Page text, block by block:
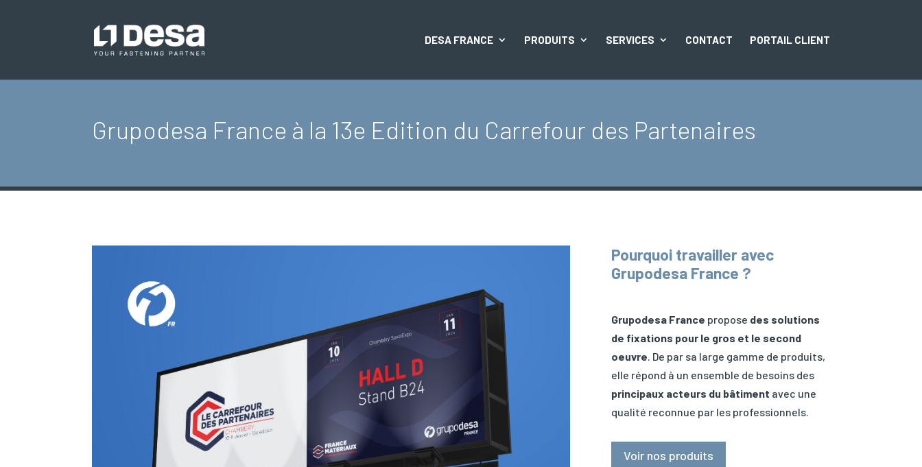
DESA FRANCE PRODUITS SERVICES CONTACT PORTAIL CLIENT
Grupodesa France à la 13e Edition du Carrefour des Partenaires
Pourquoi travailler avec
Grupodesa France ?
Grupodesa France propose des solutions
de fixations pour le gros et le second
oeuvre. De par sa large gamme de produits,
elle répond à un ensemble de besoins des
principaux acteurs du bâtiment avec une
qualité reconnue par les professionnels.
Voir nos produits